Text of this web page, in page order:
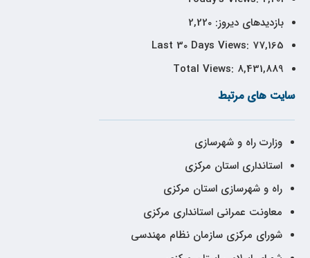
بازدیدهای دیروز:2,220
Last 30 Days Views: 77,165
Total Views: 8,431,889
سایت های مرتبط
وزارت راه و شهرسازی
استانداری استان مرکزی
راه و شهرسازی استان مرکزی
معاونت عمرانی استانداری مرکزی
شورای مرکزی سازمان نظام مهندسی